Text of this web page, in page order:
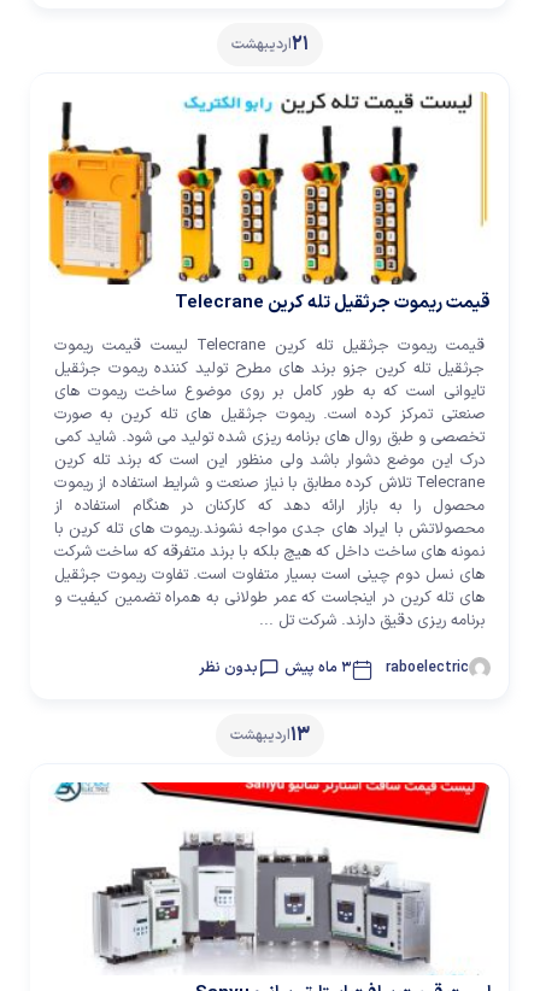
21اردیبهشت
قیمت ریموت جرثقیل تله کرین Telecrane
قیمت ریموت جرثقیل تله کرین Telecrane لیست قیمت ریموت
جرثقیل تله کرین جزو برند های مطرح تولید کننده ریموت جرثقیل
تایوانی است که به طور کامل بر روی موضوع ساخت ریموت های
صنعتی تمرکز کرده است. ریموت جرثقیل های تله کرین به صورت
تخصصی و طبق روال های برنامه ریزی شده تولید می شود. شاید کمی
درک این موضع دشوار باشد ولی منظور این است که برند تله کرین
Telecrane تلاش کرده مطابق با نیاز صنعت و شرایط استفاده از ریموت
محصول را به بازار ارائه دهد که کارکنان در هنگام استفاده از
محصولاتش با ایراد های جدی مواجه نشوند.ریموت های تله کرین با
نمونه های ساخت داخل که هیچ بلکه با برند متفرقه که ساخت شرکت
های نسل دوم چینی است بسیار متفاوت است. تفاوت ریموت جرثقیل
های تله کرین در اینجاست که عمر طولانی به همراه تضمین کیفیت و
برنامه ریزی دقیق دارند. شرکت تل ...
raboelectric 3 ماه پیش بدون نظر
13اردیبهشت